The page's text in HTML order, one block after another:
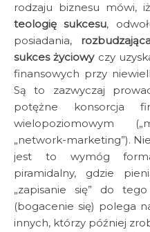
rodzaju biznesu mówi,
teologię sukcesu,
posiadania,
sukces życiowyczy
finansowych przy
Są to zazwyczaj
potężne konsorcja
wielopoziomowym
„network-marketing”).
jest to wymóg
piramidalny, gdzie
„zapisanie się” do
(bogacenie się) polega
innych, którzy później